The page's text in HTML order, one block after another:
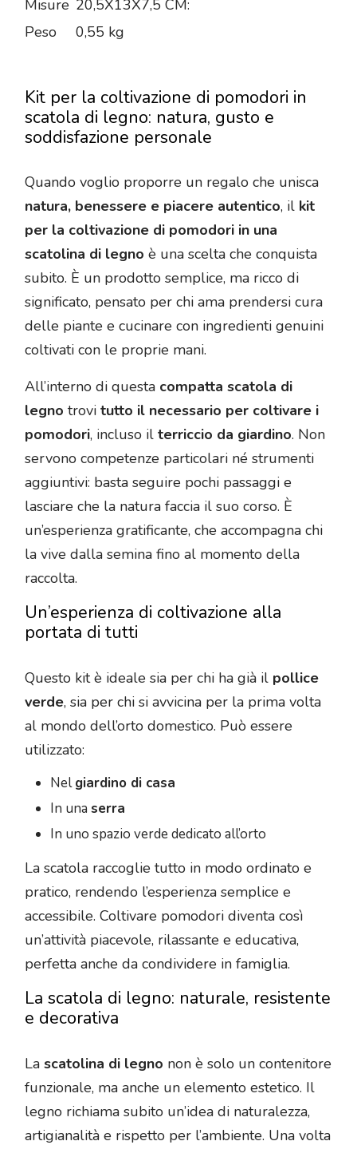
Misure 20,5X13X7,5 CM:
Peso
0,55 kg
Kit per la coltivazione di pomodori in
scatola di legno: natura, gusto e
soddisfazione personale
Quando voglio proporre un regalo che unisca
natura, benessere e piacere autentico, il kit
per la coltivazione di pomodori in una
scatolina di legno è una scelta che conquista
subito. È un prodotto semplice, ma ricco di
significato, pensato per chi ama prendersi cura
delle piante e cucinare con ingredienti genuini
coltivati con le proprie mani.
All’interno di questa compatta scatola di
legno trovi tutto il necessario per coltivare i
pomodori, incluso il terriccio da giardino. Non
servono competenze particolari né strumenti
aggiuntivi: basta seguire pochi passaggi e
lasciare che la natura faccia il suo corso. È
un’esperienza gratificante, che accompagna chi
la vive dalla semina fino al momento della
raccolta.
Un’esperienza di coltivazione alla
portata di tutti
Questo kit è ideale sia per chi ha già il pollice
verde, sia per chi si avvicina per la prima volta
al mondo dell’orto domestico. Può essere
utilizzato:
Nelgiardino di casa
In una serra
In uno spazio verde dedicato all’orto
La scatola raccoglie tutto in modo ordinato e
pratico, rendendo l’esperienza semplice e
accessibile. Coltivare pomodori diventa così
un’attività piacevole, rilassante e educativa,
perfetta anche da condividere in famiglia.
La scatola di legno: naturale, resistente
e decorativa
La scatolina di legno non è solo un contenitore
funzionale, ma anche un elemento estetico. Il
legno richiama subito un’idea di naturalezza,
artigianalità e rispetto per l’ambiente. Una volta